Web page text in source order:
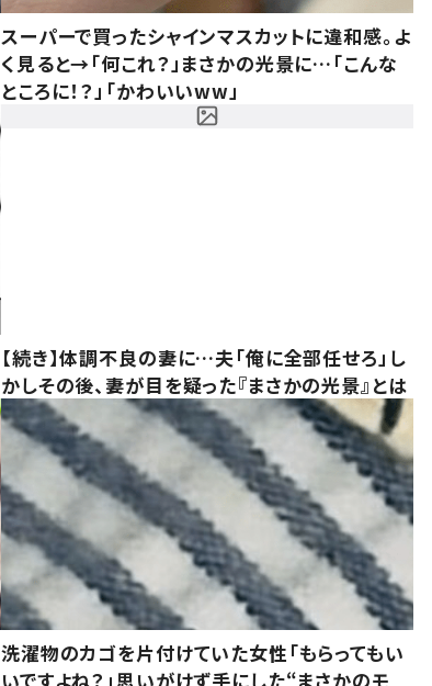
スーパーで買ったシャインマスカットに違和感。よ
く見ると→「何これ？」まさかの光景に…「こんな
ところに！？」「かわいいww」
【続き】体調不良の妻に…夫「俺に全部任せろ」し
かしその後、妻が目を疑った『まさかの光景』とは
洗濯物のカゴを片付けていた女性「もらってもい
いですよね？」思いがけず手にした“まさかのモ